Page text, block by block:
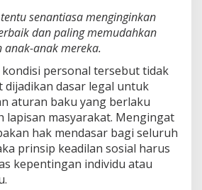
senantiasa menginginkan
dan paling memudahkan
anak-anak mereka.
personal tersebut tidak
dijadikan dasar legal untuk
aturan baku yang berlaku
lapisan masyarakat. Mengingat
hak mendasar bagi seluruh
prinsip keadilan sosial harus
kepentingan individu atau